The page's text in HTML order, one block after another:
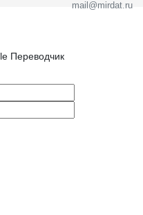
mail@mirdat.ru
Переводчик